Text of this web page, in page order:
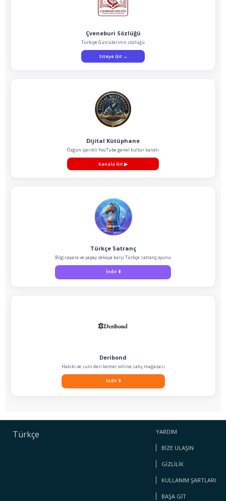
Çveneburi Sözlüğü
Türkiye Gürcülerinin sözlüğü
Siteye Git →
Dijital Kütüphane
Özgün içerikli YouTube genel kültür kanalı
Kanala Git▶
Türkçe Satranç
Bilgisayara ve yapay zekaya karşı Türkçe satranç oyunu
İndir ⬇️
Deribond
Hakiki ve suni deri kemer online satış mağazası
İndir⬇️
Türkçe YARDIM
BIZE ULAŞIN
GIZLILIK
KULLANIM ŞARTLARI
BAŞA GIT